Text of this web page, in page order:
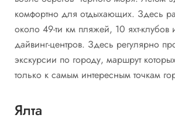
комфортно для отдыхающих. Здесь
около 49-ти км пляжей, 10 яхт-клубов
дайвинг-центров. Здесь регулярно
экскурсии по городу, маршрут
только к самым интересным точкам
Ялта